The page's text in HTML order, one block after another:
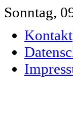
Sonntag,
Kontakt